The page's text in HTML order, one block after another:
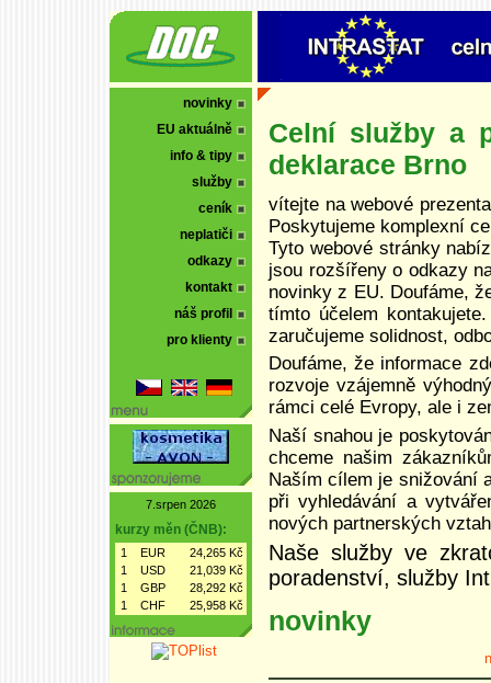
novinky
EU aktuálně
info & tipy
služby
ceník
neplatiči
odkazy
kontakt
náš profil
pro klienty
7.srpen 2026
kurzy měn (ČNB):
1 EUR
24,265 Kč
1
USD
21,039 Kč
1
GBP
28,292 Kč
1
CHF 25,958 Kč
Celní služby a
deklarace Brno
vítejte na webové
Poskytujeme komplexní
Tyto webové stránky
jsou rozšířeny o odkazy
novinky z EU. Doufáme,
tímto účelem
zaručujeme solidnost,
Doufáme, že informace
rozvoje vzájemně
rámci celé Evropy, ale i
Naší snahou je
chceme našim
Naším cílem je snižování
při vyhledávání a
nových partnerských
Naše služby ve
poradenství, služby
novinky